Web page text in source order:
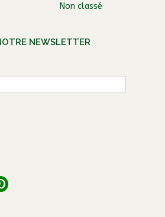
Non classé
NEWSLETTER